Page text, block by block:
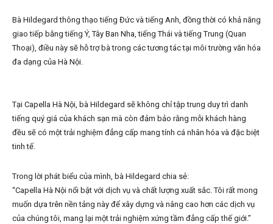
Bà Hildegard thông thạo tiếng Đức và tiếng Anh, đồng thời có khả năng
giao tiếp bằng tiếng Ý, Tây Ban Nha, tiếng Thái và tiếng Trung (Quan
Thoại), điều này sẽ hỗ trợ bà trong các tương tác tại môi trường văn hóa
đa dạng của Hà Nội.
Tại Capella Hà Nội, bà Hildegard sẽ không chỉ tập trung duy trì danh
tiếng quý giá của khách sạn mà còn đảm bảo rằng mỗi khách hàng
đều sẽ có một trải nghiệm đẳng cấp mang tính cá nhân hóa và đặc biệt
tinh tế.
Trong lời phát biểu của mình, bà Hildegard chia sẻ:
“Capella Hà Nội nổi bật với dịch vụ và chất lượng xuất sắc. Tôi rất mong
muốn dựa trên nền tảng này để xây dựng và nâng cao hơn các dịch vụ
của chúng tôi, mang lại một trải nghiệm xứng tầm đẳng cấp thế giới.”